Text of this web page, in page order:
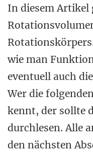
In diesem Artikel
wie man
eventuell auch
Wer die
kennt, der sollte
durchlesen. Alle
den nächsten